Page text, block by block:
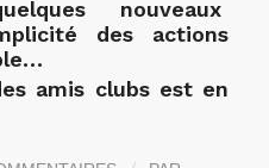
nouveaux
des actions
amis clubs est en